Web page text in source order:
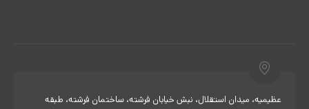
عظیمیه، میدان استقلال، نبش خیابان فرشته، ساختمان فرشته، طبقه